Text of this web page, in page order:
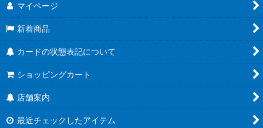
マイページ
新着商品
カードの状態表記について
ショッピングカート
店舗案内
最近チェックしたアイテム